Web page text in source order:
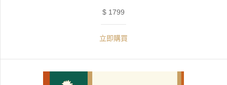
$ 1799
立即購買